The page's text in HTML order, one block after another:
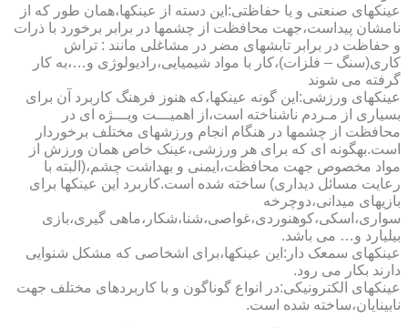
عینکهای صنعتی و یا حفاظتی:این دسته از عینکها،همان طور که از
نامشان پیداست،جهت محافظت از چشمها در برابر برخورد با ذرات
و حفاظت در برابر تابشهای مضر در مشاغلی مانند : تراش
کاری(سنگ – فلزات)،کار با مواد شیمیایی،رادیولوژی و…،به کار
گرفته می شوند
عینکهای ورزشی:این گونه عینکها،که هنوز فرهنگ کاربرد آن برای
بسیاری از مـردم ناشناخته است،از اهمیـــت ویـــژه ای در
محافظت از چشمها در هنگام انجام ورزشهای مختلف برخوردار
است.به­گونه ای که برای هر ورزشی،عینک خاص همان ورزش از
مواد مخصوص جهت محافظت،ایمنی و بهداشت چشم،(البته با
رعایت مسائل دیداری) ساخته شده است.کاربرد این عینکها برای
بازیهای میدانی،دوچرخه
سواری،اسکی،کوهنوردی،غواصی،شنا،شکار،ماهی گیری،بازی
بیلیارد و… می باشد.
عینکهای سمعک دار:این عینکها،برای اشخاصی که مشکل شنوایی
دارند بکار می رود.
عینکهای الکترونیکی:در انواع گوناگون و با کاربردهای مختلف جهت
نابینایان،ساخته شده است.